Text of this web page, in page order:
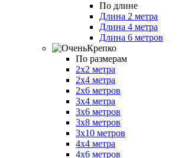
По длине
Длина 2 метра
Длина 4 метра
Длина 6 метров
По размерам
2х2 метра
2х4 метра
2х6 метров
3х4 метра
3х6 метров
3х8 метров
3х10 метров
4х4 метра
4х6 метров